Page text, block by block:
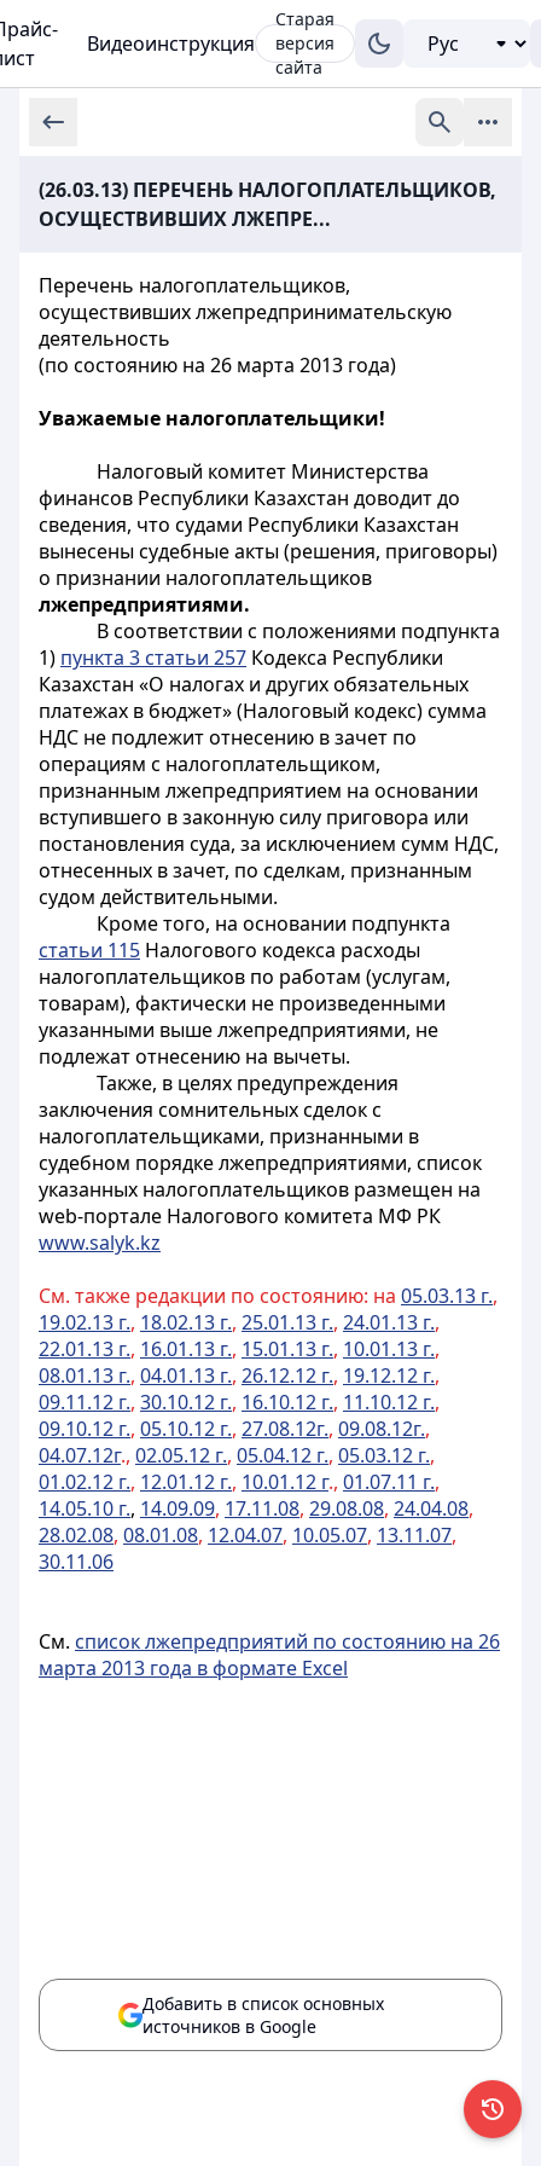
Видеоинструкция
Старая
версия
сайта
(26.03.13) ПЕРЕЧЕНЬ НАЛОГОПЛАТЕЛЬЩИКОВ,
ОСУЩЕСТВИВШИХ ЛЖЕПРЕ...
Перечень налогоплательщиков,
осуществивших лжепредпринимательскую
деятельность
(по состоянию на 26 марта 2013 года)
Уважаемые налогоплательщики!
Налоговый комитет Министерства
финансов Республики Казахстан доводит до
сведения, что судами Республики Казахстан
вынесены судебные акты (решения, приговоры)
о признании налогоплательщиков
лжепредприятиями.
В соответствии с положениями подпункта
1) пункта 3 статьи 257 Кодекса Республики
Казахстан «О налогах и других обязательных
платежах в бюджет» (Налоговый кодекс) сумма
НДС не подлежит отнесению в зачет по
операциям с налогоплательщиком,
признанным лжепредприятием на основании
вступившего в законную силу приговора или
постановления суда, за исключением сумм НДС,
отнесенных в зачет, по сделкам, признанным
судом действительными.
Кроме того, на основании подпункта
статьи 115 Налогового кодекса расходы
налогоплательщиков по работам (услугам,
товарам), фактически не произведенными
указанными выше лжепредприятиями, не
подлежат отнесению на вычеты.
Также, в целях предупреждения
заключения сомнительных сделок с
налогоплательщиками, признанными в
судебном порядке лжепредприятиями, список
указанных налогоплательщиков размещен на
web-портале Налогового комитета МФ РК
www.salyk.kz
См. также редакции по состоянию: на 05.03.13 г.,
19.02.13 г., 18.02.13 г., 25.01.13 г., 24.01.13 г.,
22.01.13 г., 16.01.13 г., 15.01.13 г., 10.01.13 г.,
08.01.13 г., 04.01.13 г., 26.12.12 г., 19.12.12 г.,
09.11.12 г., 30.10.12 г., 16.10.12 г., 11.10.12 г.,
09.10.12 г., 05.10.12 г., 27.08.12г., 09.08.12г.,
04.07.12г., 02.05.12 г., 05.04.12 г., 05.03.12 г.,
01.02.12 г., 12.01.12 г., 10.01.12 г., 01.07.11 г.,
14.05.10 г., 14.09.09, 17.11.08, 29.08.08, 24.04.08,
28.02.08, 08.01.08, 12.04.07, 10.05.07, 13.11.07,
30.11.06
См. список лжепредприятий по состоянию на 26
марта 2013 года в формате Excel
Добавить в список основных
источников в Google